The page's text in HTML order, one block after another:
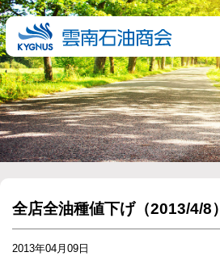
全店全油種値下げ（2013/4/8）
2013年04月09日